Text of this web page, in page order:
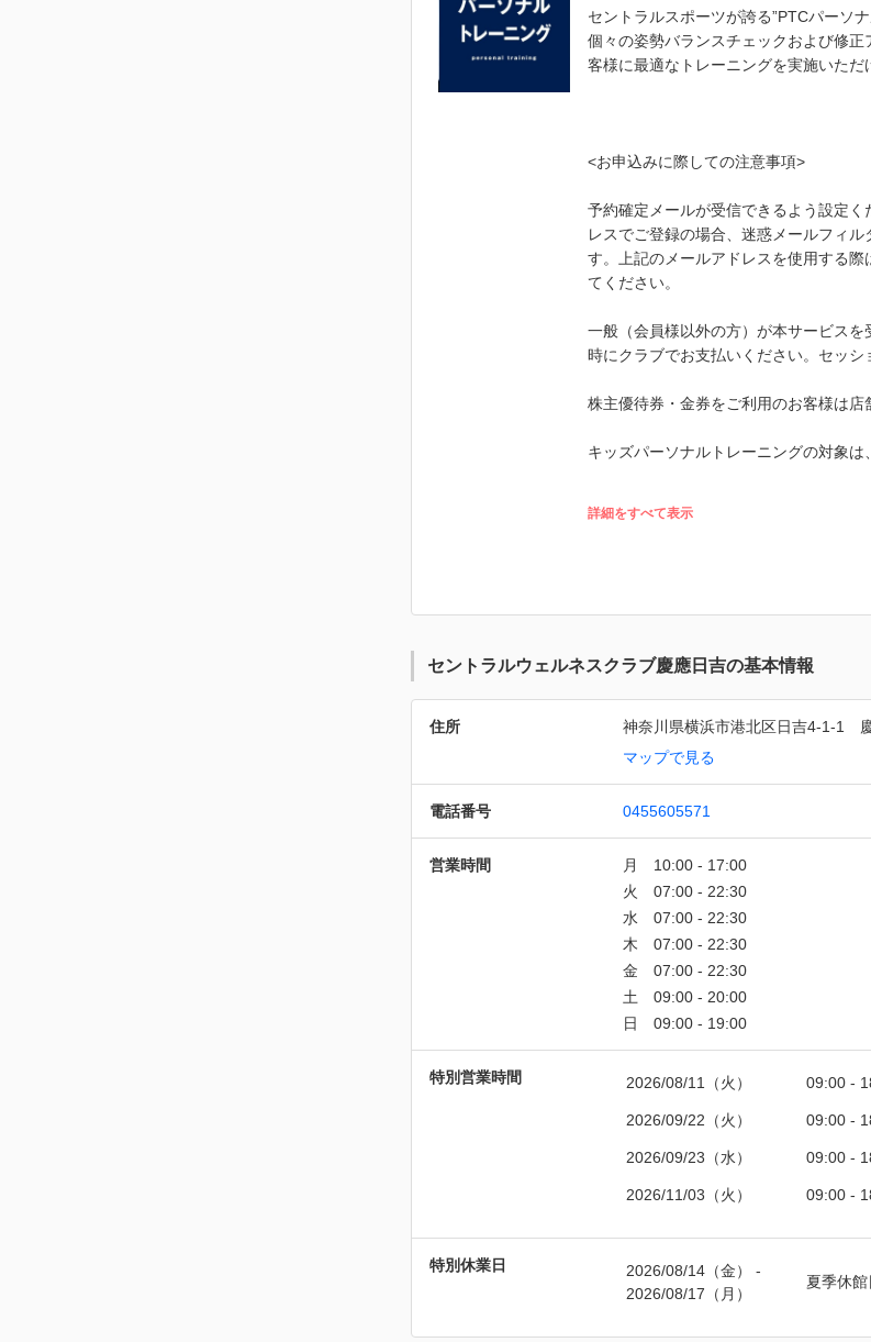
セントラルスポーツが誇る”PTCパーソ
個々の姿勢バランスチェックおよび修
客様に最適なトレーニングを実施いただ
<お申込みに際しての注意事項>
予約確定メールが受信できるよう設定
レスでご登録の場合、迷惑メールフィ
す。上記のメールアドレスを使用する
てください。
一般（会員様以外の方）が本サービス
時にクラブでお支払いください。セッシ
株主優待券・金券をご利用のお客様は店
キッズパーソナルトレーニングの対象は
詳細をすべて表示
セントラルウェルネスクラブ慶應日吉の基本情報
住所
神奈川県横浜市港北区日吉4-1-1　
マップで見る
電話番号 0455605571
営業時間
特別営業時間 2026/08/11（火） 09:00 -
2026/09/22（火） 09:00 -
2026/09/23（水） 09:00 -
2026/11/03（火） 09:00 -
特別休業日 2026/08/14（金）
-
2026/08/17（月）
夏季休館